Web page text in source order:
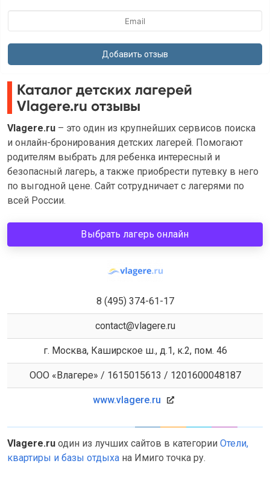
Каталог детских лагерей
Vlagere.ru отзывы
Vlagere.ru – это один из крупнейших сервисов поиска
и онлайн-бронирования детских лагерей. Помогают
родителям выбрать для ребенка интересный и
безопасный лагерь, а также приобрести путевку в него
по выгодной цене. Сайт сотрудничает с лагерями по
всей России.
Выбрать лагерь онлайн
8 (495) 374-61-17
contact@vlagere.ru
г. Москва, Каширское ш., д.1, к.2, пом. 46
ООО «Влагере» / 1615015613 / 1201600048187
www.vlagere.ru
Vlagere.ru один из лучших сайтов в категории Отели,
квартиры и базы отдыха на Имиго точка ру.